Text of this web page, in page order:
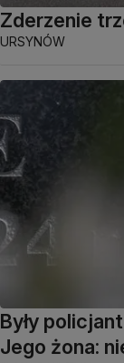
Zderzenie
URSYNÓW
Były
Jego żona: